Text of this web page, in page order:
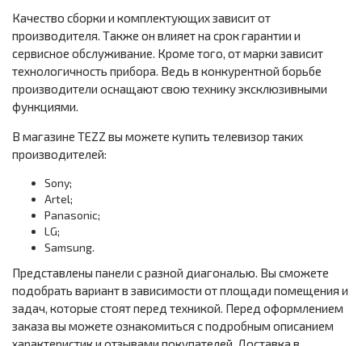
Качество сборки и комплектующих зависит от
производителя. Также он влияет на срок гарантии и
сервисное обслуживание. Кроме того, от марки зависит
технологичность прибора. Ведь в конкурентной борьбе
производители оснащают свою технику эксклюзивными
функциями.
В магазине TEZZ вы можете купить телевизор таких
производителей:
Sony;
Artel;
Panasonic;
LG;
Samsung.
Представлены панели с разной диагональю. Вы сможете
подобрать вариант в зависимости от площади помещения и
задач, которые стоят перед техникой. Перед оформлением
заказа вы можете ознакомиться с подробным описанием